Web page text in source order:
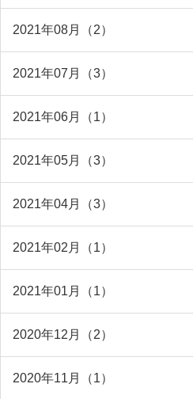
2021年08月（2）
2021年07月（3）
2021年06月（1）
2021年05月（3）
2021年04月（3）
2021年02月（1）
2021年01月（1）
2020年12月（2）
2020年11月（1）